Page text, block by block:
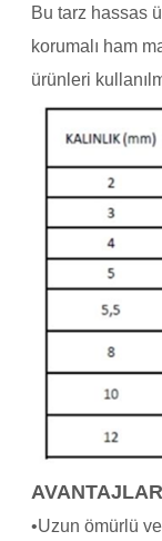
Bu tarz hassas
korumalı ham
ürünleri
•Uzun ömürlü